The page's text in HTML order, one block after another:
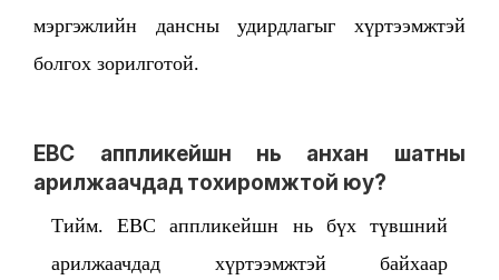
мэргэжлийн дансны удирдлагыг хүртээмжтэй
болгох зорилготой.
EBC аппликейшн нь анхан шатны
арилжаачдад тохиромжтой юу?
Тийм. EBC аппликейшн нь бүх түвшний
арилжаачдад хүртээмжтэй байхаар